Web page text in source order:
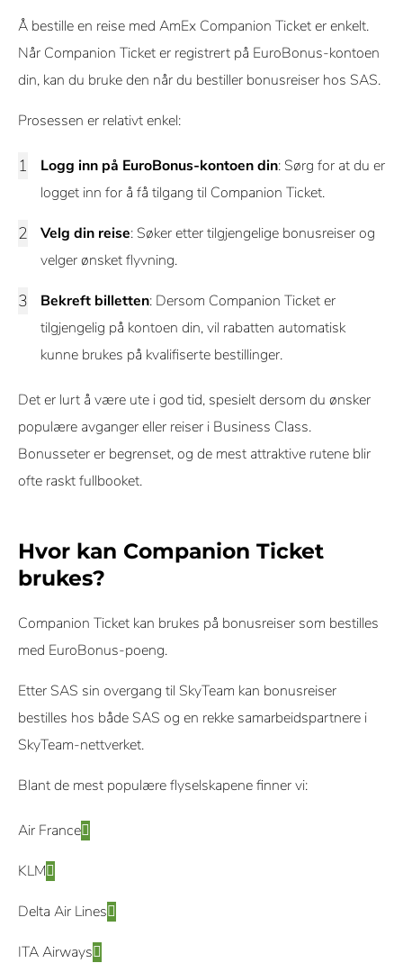
Å bestille en reise med AmEx Companion Ticket er enkelt.
Når Companion Ticket er registrert på EuroBonus-kontoen
din, kan du bruke den når du bestiller bonusreiser hos SAS.
Prosessen er relativt enkel:
Logg inn på EuroBonus-kontoen din: Sørg for at du er
logget inn for å få tilgang til Companion Ticket.
Velg din reise: Søker etter tilgjengelige bonusreiser og
velger ønsket flyvning.
Bekreft billetten: Dersom Companion Ticket er
tilgjengelig på kontoen din, vil rabatten automatisk
kunne brukes på kvalifiserte bestillinger.
Det er lurt å være ute i god tid, spesielt dersom du ønsker
populære avganger eller reiser i Business Class.
Bonusseter er begrenset, og de mest attraktive rutene blir
ofte raskt fullbooket.
Hvor kan Companion Ticket
brukes?
Companion Ticket kan brukes på bonusreiser som bestilles
med EuroBonus-poeng.
Etter SAS sin overgang til SkyTeam kan bonusreiser
bestilles hos både SAS og en rekke samarbeidspartnere i
SkyTeam-nettverket.
Blant de mest populære flyselskapene finner vi:
Air France
KLM
Delta Air Lines
ITA Airways